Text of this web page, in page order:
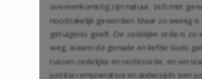
overeenkomstig zijn natuur, zich met
noodzakelijk geworden. Maar zo weinig
getuigenis geeft. De zedelijke orde is
weg, waarin de genade en liefde Gods
tussen zedelijke en rechtsorde, en
justitia remunerativa en anderzijds een